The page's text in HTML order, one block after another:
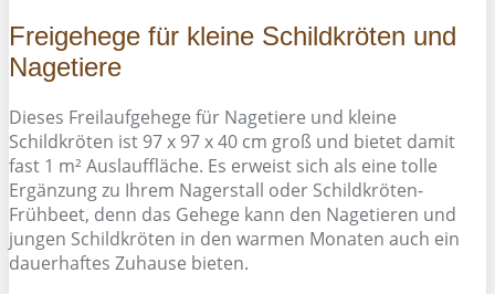
Freigehege für kleine Schildkröten und
Nagetiere
Dieses Freilaufgehege für Nagetiere und kleine
Schildkröten ist 97 x 97 x 40 cm groß und bietet damit
fast 1 m² Auslauffläche. Es erweist sich als eine tolle
Ergänzung zu Ihrem Nagerstall oder Schildkröten-
Frühbeet, denn das Gehege kann den Nagetieren und
jungen Schildkröten in den warmen Monaten auch ein
dauerhaftes Zuhause bieten.